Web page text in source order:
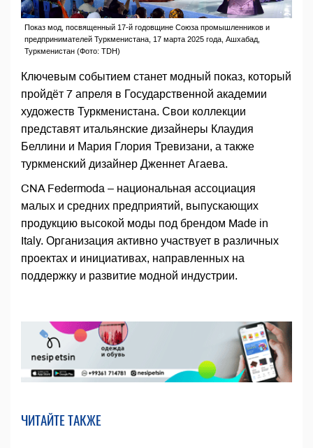
Показ мод, посвященный 17-й годовщине Союза промышленников и
предпринимателей Туркменистана, 17 марта 2025 года, Ашхабад,
Туркменистан (Фото: TDH)
Ключевым событием станет модный показ, который
пройдёт 7 апреля в Государственной академии
художеств Туркменистана. Свои коллекции
представят итальянские дизайнеры Клаудия
Беллини и Мария Глория Тревизани, а также
туркменский дизайнер Дженнет Агаева.
CNA Federmoda – национальная ассоциация
малых и средних предприятий, выпускающих
продукцию высокой моды под брендом Made in
Italy. Организация активно участвует в различных
проектах и инициативах, направленных на
поддержку и развитие модной индустрии.
ЧИТАЙТЕ ТАКЖЕ